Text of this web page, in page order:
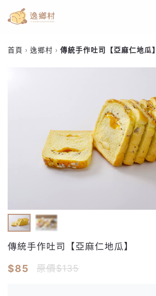
首頁 逸鄉村 傳統手作吐司【亞麻仁地瓜】
傳統手作吐司【亞麻仁地瓜】
$85 原價$135